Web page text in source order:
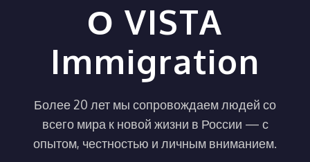
О VISTA
Immigration
Более 20 лет мы сопровождаем людей со
всего мира к новой жизни в России — с
опытом, честностью и личным вниманием.